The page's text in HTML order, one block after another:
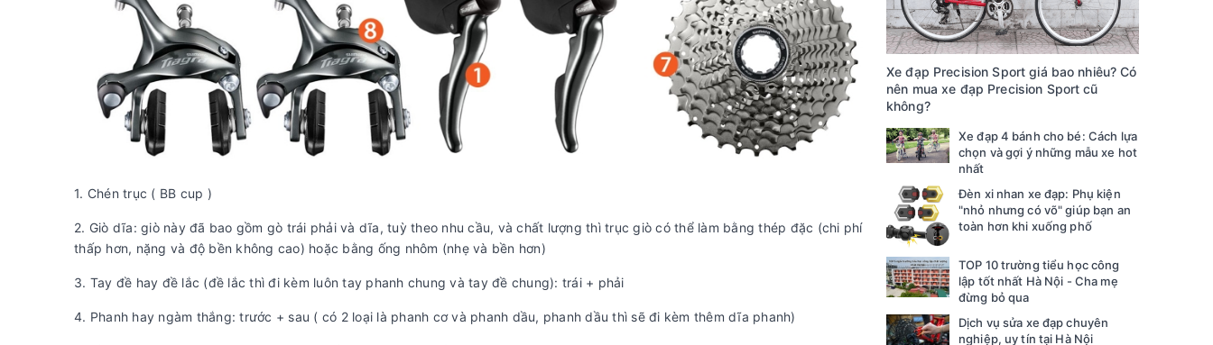
1. Chén trục ( BB cup )
2. Giò dĩa: giò này đã bao gồm gò trái phải và dĩa, tuỳ theo nhu cầu, và chất lượng thì trục giò có thể làm bằng thép đặc (chi phí
thấp hơn, nặng và độ bền không cao) hoặc bằng ống nhôm (nhẹ và bền hơn)
3. Tay đề hay đề lắc (đề lắc thì đi kèm luôn tay phanh chung và tay đề chung): trái + phải
4. Phanh hay ngàm thắng: trước + sau ( có 2 loại là phanh cơ và phanh dầu, phanh dầu thì sẽ đi kèm thêm dĩa phanh)
Xe đạp Precision Sport giá bao nhiêu? Có
nên mua xe đạp Precision Sport cũ
không?
Xe đạp 4 bánh cho bé: Cách lựa
chọn và gợi ý những mẫu xe hot
nhất
Đèn xi nhan xe đạp: Phụ kiện
"nhỏ nhưng có võ" giúp bạn an
toàn hơn khi xuống phố
TOP 10 trường tiểu học công
lập tốt nhất Hà Nội - Cha mẹ
đừng bỏ qua
Dịch vụ sửa xe đạp chuyên
nghiệp, uy tín tại Hà Nội